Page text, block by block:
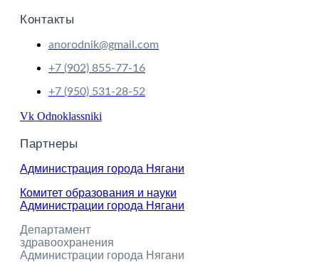
Контакты
anorodnik@gmail.com
+7 (902) 855-77-16
+7 (950) 531-28-52
Vk Odnoklassniki
Партнеры
Администрация города Нягани
Комитет образования и науки
Администрации города Нягани
Департамент
здравоохранения
Администрации города Нягани